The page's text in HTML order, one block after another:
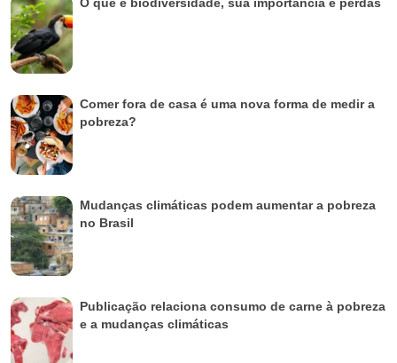
Comer fora de casa é uma nova forma de medir a
pobreza?
Mudanças climáticas podem aumentar a pobreza
no Brasil
Publicação relaciona consumo de carne à pobreza
e a mudanças climáticas